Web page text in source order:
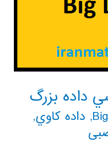
داده بزرگ
, داده كاوي,